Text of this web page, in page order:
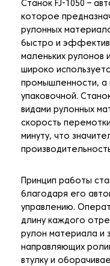
Станок FJ-1050 –
которое
рулонных
быстро и
маленьких рулонов
широко
промышленности, а
упаковочной.
видами рулонных
скорость
минуту, что
Принцип работы
благодаря его
управлению.
длину каждого
рулон материала и
направляющих
втулку и